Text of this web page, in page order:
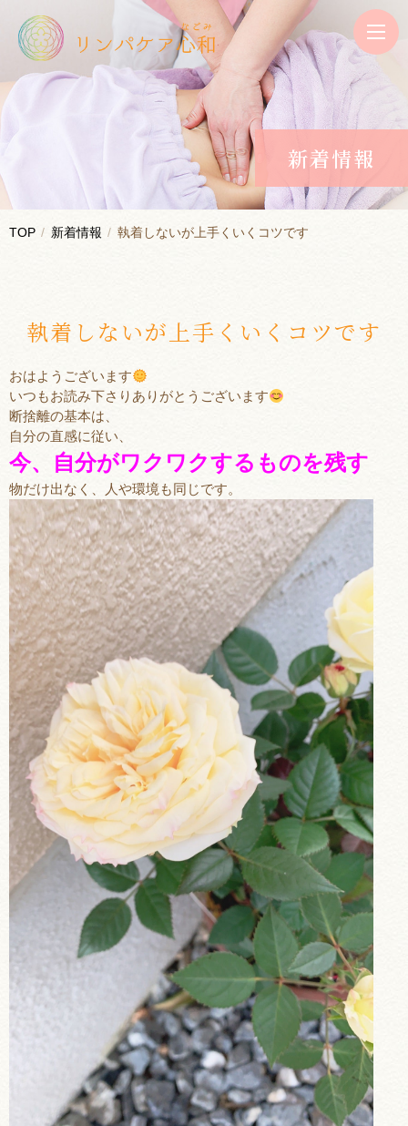
新着情報
TOP 新着情報 執着しないが上手くいくコツです
執着しないが上手くいくコツです
おはようございます
いつもお読み下さりありがとうございます
断捨離の基本は、
自分の直感に従い、
今、自分がワクワクするものを残す
物だけ出なく、人や環境も同じです。